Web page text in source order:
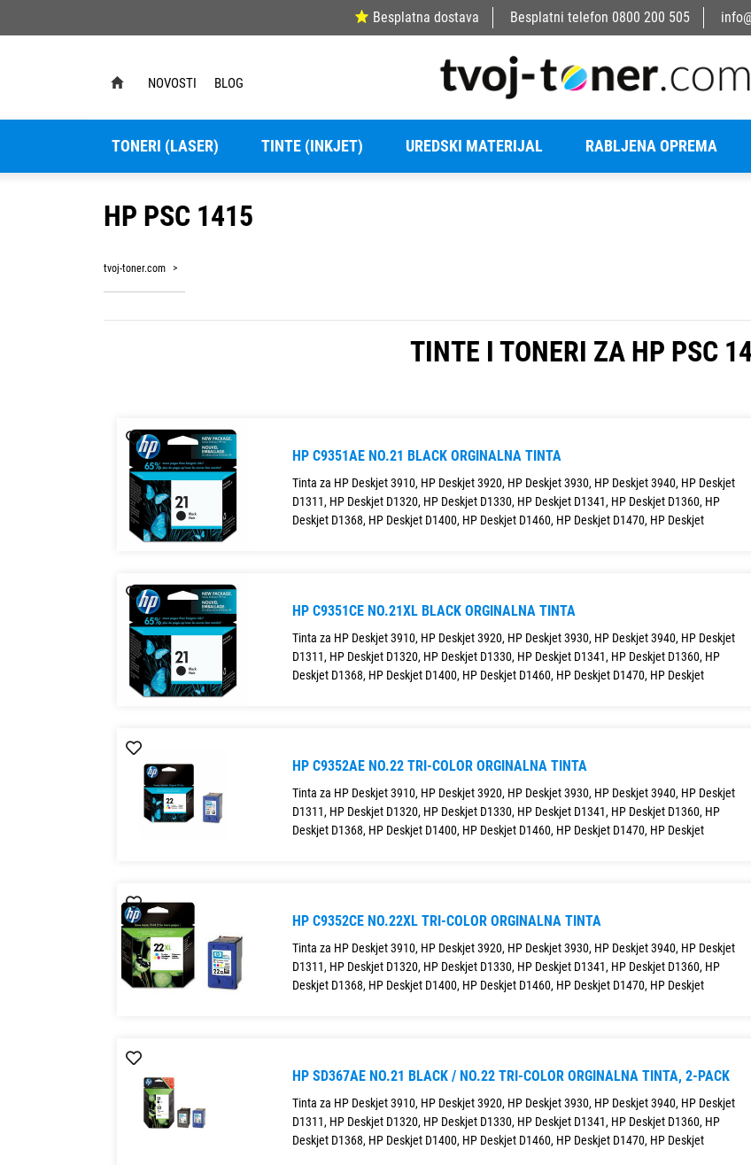
Besplatna dostava Besplatni telefon 0800 200 505
NOVOSTI BLOG
TONERI (LASER) TINTE (INKJET) UREDSKI MATERIJAL RABLJENA OPREMA
HP PSC 1415
tvoj-toner.com
TINTE I TONERI ZA HP PSC
HP C9351AE NO.21 BLACK ORGINALNA TINTA
Tinta za HP Deskjet 3910, HP Deskjet 3920, HP Deskjet 3930, HP Deskjet 3940, HP Deskjet
D1311, HP Deskjet D1320, HP Deskjet D1330, HP Deskjet D1341, HP Deskjet D1360, HP
Deskjet D1368, HP Deskjet D1400, HP Deskjet D1460, HP Deskjet D1470, HP Deskjet
HP C9351CE NO.21XL BLACK ORGINALNA TINTA
Tinta za HP Deskjet 3910, HP Deskjet 3920, HP Deskjet 3930, HP Deskjet 3940, HP Deskjet
D1311, HP Deskjet D1320, HP Deskjet D1330, HP Deskjet D1341, HP Deskjet D1360, HP
Deskjet D1368, HP Deskjet D1400, HP Deskjet D1460, HP Deskjet D1470, HP Deskjet
HP C9352AE NO.22 TRI-COLOR ORGINALNA TINTA
Tinta za HP Deskjet 3910, HP Deskjet 3920, HP Deskjet 3930, HP Deskjet 3940, HP Deskjet
D1311, HP Deskjet D1320, HP Deskjet D1330, HP Deskjet D1341, HP Deskjet D1360, HP
Deskjet D1368, HP Deskjet D1400, HP Deskjet D1460, HP Deskjet D1470, HP Deskjet
HP C9352CE NO.22XL TRI-COLOR ORGINALNA TINTA
Tinta za HP Deskjet 3910, HP Deskjet 3920, HP Deskjet 3930, HP Deskjet 3940, HP Deskjet
D1311, HP Deskjet D1320, HP Deskjet D1330, HP Deskjet D1341, HP Deskjet D1360, HP
Deskjet D1368, HP Deskjet D1400, HP Deskjet D1460, HP Deskjet D1470, HP Deskjet
HP SD367AE NO.21 BLACK / NO.22 TRI-COLOR ORGINALNA TINTA, 2-PACK
Tinta za HP Deskjet 3910, HP Deskjet 3920, HP Deskjet 3930, HP Deskjet 3940, HP Deskjet
D1311, HP Deskjet D1320, HP Deskjet D1330, HP Deskjet D1341, HP Deskjet D1360, HP
Deskjet D1368, HP Deskjet D1400, HP Deskjet D1460, HP Deskjet D1470, HP Deskjet